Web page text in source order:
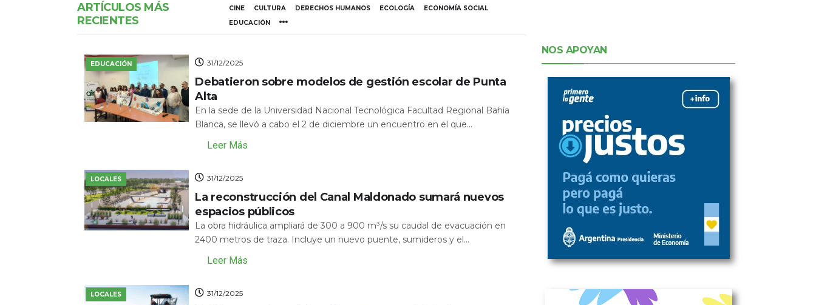
ARTÍCULOS MÁS
RECIENTES
CINE CULTURA DERECHOS HUMANOS ECOLOGÍA
ECONOMÍA SOCIAL
EDUCACIÓN
EDUCACIÓN 31/12/2025
Debatieron sobre modelos de gestión escolar de Punta
Alta
En la sede de la Universidad Nacional Tecnológica Facultad Regional Bahía
Blanca, se llevó a cabo el 2 de diciembre un encuentro en el que...
Leer Más
LOCALES 31/12/2025
La reconstrucción del Canal Maldonado sumará nuevos
espacios públicos
La obra hidráulica ampliará de 300 a 900 m³/s su caudal de evacuación en
2400 metros de traza. Incluye un nuevo puente, sumideros y el...
Leer Más
LOCALES 31/12/2025
NOS APOYAN